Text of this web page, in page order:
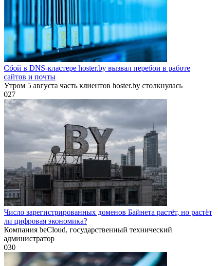
Сбой в DNS-кластере hoster.by вызвал перебои в работе
сайтов и почты
Утром 5 августа часть клиентов hoster.by столкнулась
027
Число зарегистрированных доменов Байнета растёт, но растёт
ли цифровая экономика?
Компания beCloud, государственный технический
администратор
030